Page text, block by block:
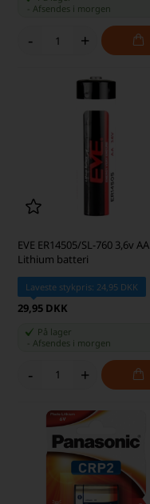
-Afsendes i morgen
- +
EVE ER14505/SL-760 3,6v AA
Lithium batteri
Laveste stykpris: 24,95 DKK
29,95 DKK
På lager
Afsendes i morgen
- +